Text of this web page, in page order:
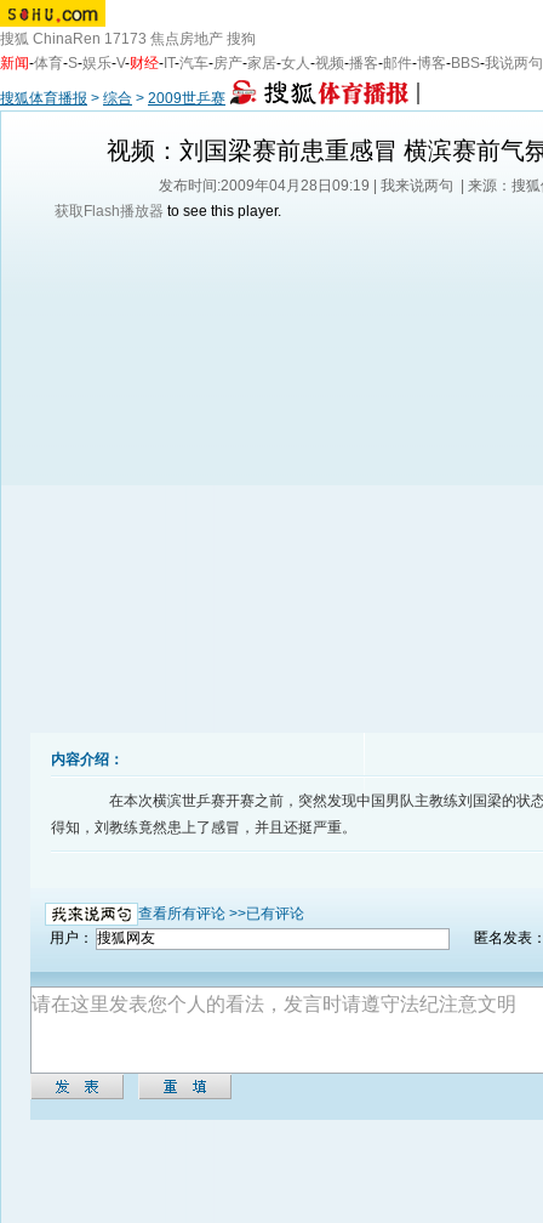
搜狐 ChinaRen 17173 焦点房地产 搜狗
新闻-体育-S-娱乐-V-财经- IT-汽车-房产-家居-女人-视频-播客-邮件-博客-BBS-我说两句
搜狐体育播报 > 综合 > 2009世乒赛
视频：刘国梁赛前患重感冒 横滨赛前气
发布时间:2009年04月28日09:19 | 我来说两句
| 来源：搜
获取Flash播放器 to see this player.
内容介绍：
在本次横滨世乒赛开赛之前，突然发现中国男队主教练刘国梁的状
得知，刘教练竟然患上了感冒，并且还挺严重。
查看所有评论 >>已有评论
用户：
匿名发表